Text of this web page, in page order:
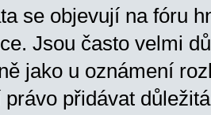
se objevují na fóru
Jsou často velmi
jako u oznámení
přidávat